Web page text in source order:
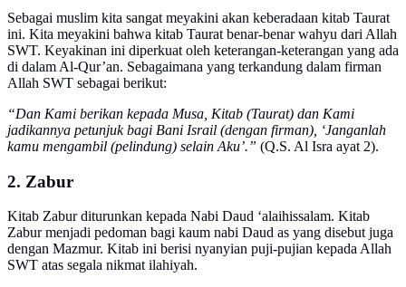
Sebagai muslim kita sangat meyakini akan keberadaan kitab Taurat
ini. Kita meyakini bahwa kitab Taurat benar-benar wahyu dari Allah
SWT. Keyakinan ini diperkuat oleh keterangan-keterangan yang ada
di dalam Al-Qur’an. Sebagaimana yang terkandung dalam firman
Allah SWT sebagai berikut:
“Dan Kami berikan kepada Musa, Kitab (Taurat) dan Kami
jadikannya petunjuk bagi Bani Israil (dengan firman), ‘Janganlah
kamu mengambil (pelindung) selain Aku’.” (Q.S. Al Isra ayat 2).
2. Zabur
Kitab Zabur diturunkan kepada Nabi Daud ‘alaihissalam. Kitab
Zabur menjadi pedoman bagi kaum nabi Daud as yang disebut juga
dengan Mazmur. Kitab ini berisi nyanyian puji-pujian kepada Allah
SWT atas segala nikmat ilahiyah.